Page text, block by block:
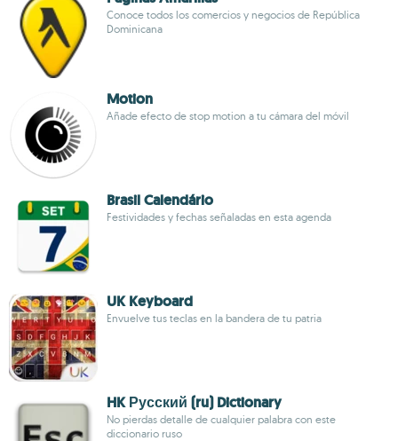
Conoce todos los comercios y negocios de República
Dominicana
Motion
Añade efecto de stop motion a tu cámara del móvil
Brasil Calendário
Festividades y fechas señaladas en esta agenda
UK Keyboard
Envuelve tus teclas en la bandera de tu patria
HK Русский (ru) Dictionary
No pierdas detalle de cualquier palabra con este
diccionario ruso